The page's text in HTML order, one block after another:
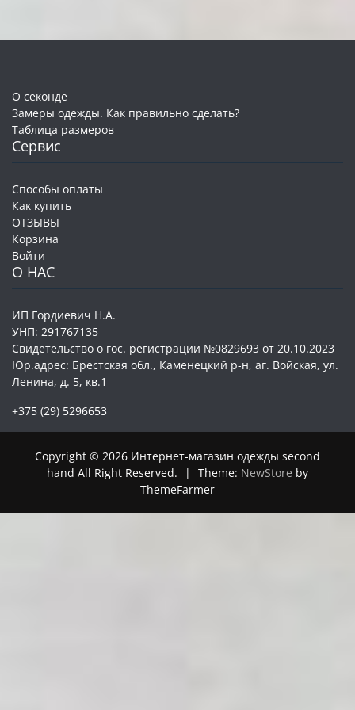
О секонде
Замеры одежды. Как правильно сделать?
Таблица размеров
Сервис
Способы оплаты
Как купить
ОТЗЫВЫ
Корзина
Войти
О НАС
ИП Гордиевич Н.А.
УНП: 291767135
Свидетельство о гос. регистрации №0829693 от 20.10.2023
Юр.адрес: Брестская обл., Каменецкий р-н, аг. Войская, ул.
Ленина, д. 5, кв.1
+375 (29) 5296653
Copyright © 2026 Интернет-магазин одежды second
hand All Right Reserved.
| Theme: NewStore by
ThemeFarmer